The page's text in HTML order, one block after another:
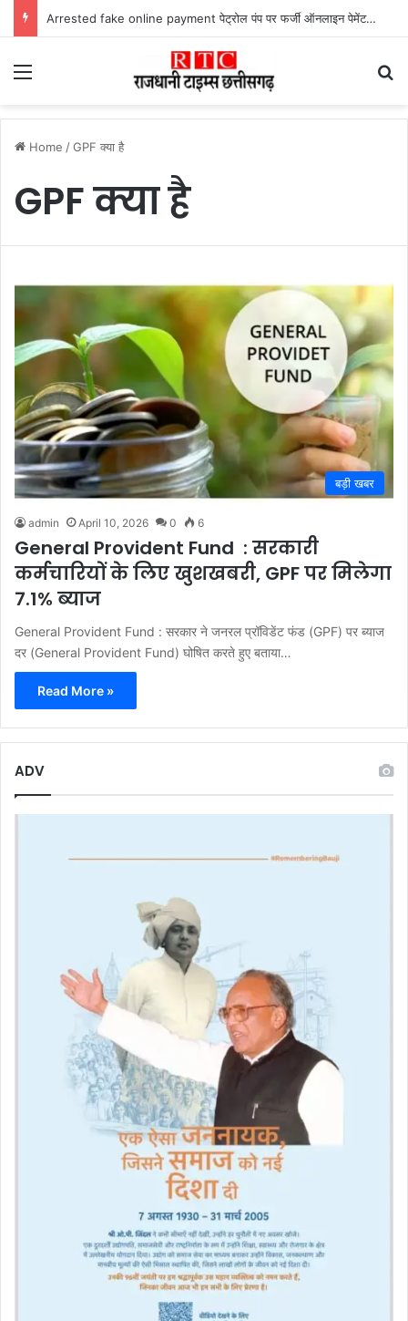
Arrested fake online payment पेट्रोल पंप पर फर्जी ऑनलाइन पेमेंट दिखाकर ठगी करने वाला युवक गिरफ्तार
Menu
Home /GPF क्या है
GPF क्या है
बड़ी खबर
admin April 10, 2026 0 6
General Provident Fund : सरकारी
कर्मचारियों के लिए खुशखबरी, GPF पर मिलेगा
7.1% ब्याज
General Provident Fund : सरकार ने जनरल प्रॉविडेंट फंड (GPF) पर ब्याज
दर (General Provident Fund) घोषित करते हुए बताया…
Read More »
ADV